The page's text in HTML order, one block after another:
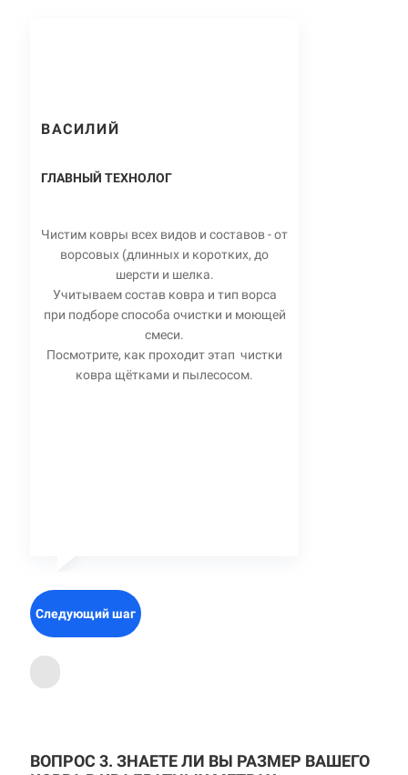
ВАСИЛИЙ
ГЛАВНЫЙ ТЕХНОЛОГ
Чистим ковры всех видов и составов - от
ворсовых (длинных и коротких, до
шерсти и шелка.
Учитываем состав ковра и тип ворса
при подборе способа очистки и моющей
смеси.
Посмотрите, как проходит этап чистки
ковра щётками и пылесосом.
Следующий шаг
ВОПРОС 3. ЗНАЕТЕ ЛИ ВЫ РАЗМЕР ВАШЕГО